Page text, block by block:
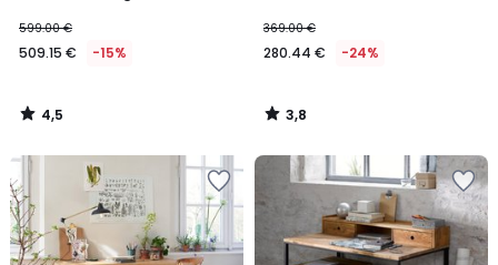
599.00 €
509.15 € -15%
4,5
/
369.00 €
280.44 € -24%
3,8
/